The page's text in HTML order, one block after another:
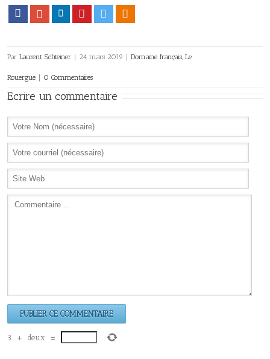
Facebook Google+
Par Laurent Schteiner 24 mars 2019 Domaine français, Le
Rouergue 0 Commentaires
Ecrire un commentaire
3 + deux =